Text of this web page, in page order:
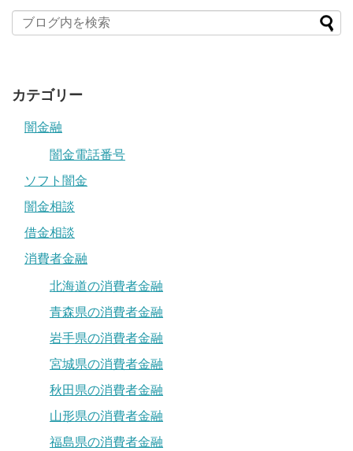
カテゴリー
闇金融
闇金電話番号
ソフト闇金
闇金相談
借金相談
消費者金融
北海道の消費者金融
青森県の消費者金融
岩手県の消費者金融
宮城県の消費者金融
秋田県の消費者金融
山形県の消費者金融
福島県の消費者金融